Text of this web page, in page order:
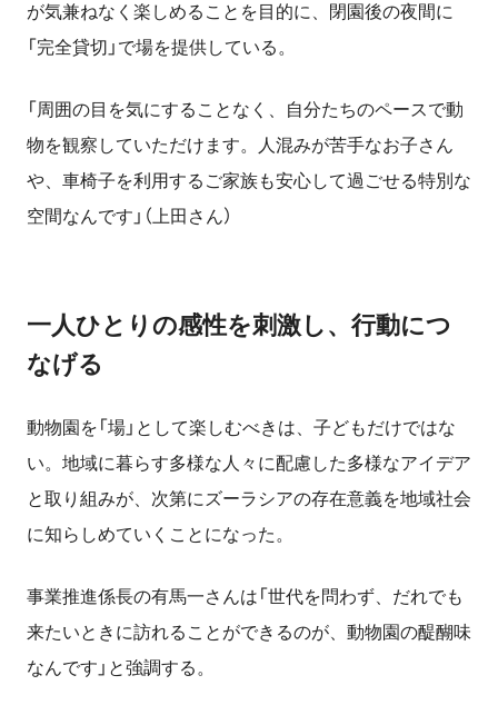
が気兼ねなく楽しめることを目的に、閉園後の夜間に
「完全貸切」で場を提供している。
「周囲の目を気にすることなく、自分たちのペースで動
物を観察していただけます。人混みが苦手なお子さん
や、車椅子を利用するご家族も安心して過ごせる特別な
空間なんです」（上田さん）
一人ひとりの感性を刺激し、行動につ
なげる
動物園を「場」として楽しむべきは、子どもだけではな
い。地域に暮らす多様な人々に配慮した多様なアイデア
と取り組みが、次第にズーラシアの存在意義を地域社会
に知らしめていくことになった。
事業推進係長の有馬一さんは「世代を問わず、だれでも
来たいときに訪れることができるのが、動物園の醍醐味
なんです」と強調する。